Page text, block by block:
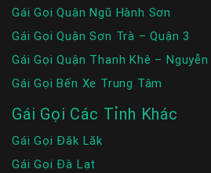
Gái Gọi Quận Ngũ Hành Sơn
Gái Gọi Quận Sơn Trà – Quận 3
Gái Gọi Quận Thanh Khê –
Gái Gọi Bến Xe Trung Tâm
Gái Gọi Các Tỉnh Khác
Gái Gọi Đăk Lăk
Gái Gọi Đà Lạt